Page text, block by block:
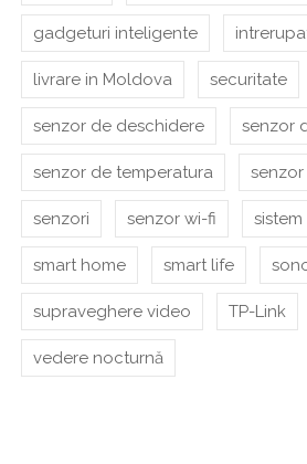
gadgeturi inteligente
livrare in Moldova securitate
senzor de deschidere senzor
senzor de temperatura
senzori senzor wi-fi
smart home smart life
supraveghere video TP-Link
vedere nocturnă